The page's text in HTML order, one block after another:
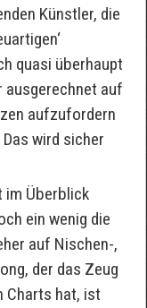
Künstler, die
quasi überhaupt
ausgerechnet auf
aufzufordern
wird sicher
im Überblick
ein wenig die
auf Nischen-,
der das Zeug
Charts hat, ist